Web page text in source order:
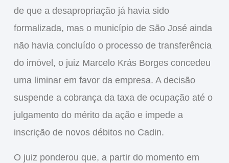
de que a desapropriação já havia sido
formalizada, mas o município de São José ainda
não havia concluído o processo de transferência
do imóvel, o juiz Marcelo Krás Borgesconcedeu
uma liminar em favor da empresa. A decisão
suspende a cobrança da taxa de ocupaçãoaté o
julgamento do mérito da ação e impede a
inscrição de novos débitos no Cadin.
O juiz ponderou que, a partir do momento em